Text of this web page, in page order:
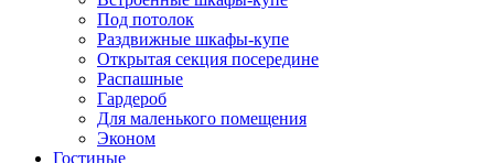
Под потолок
Раздвижные шкафы-купе
Открытая секция посередине
Распашные
Гардероб
Для маленького помещения
Эконом
Гостиные